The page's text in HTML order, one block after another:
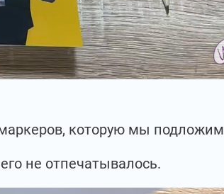
которую мы подложим
не отпечатывалось.